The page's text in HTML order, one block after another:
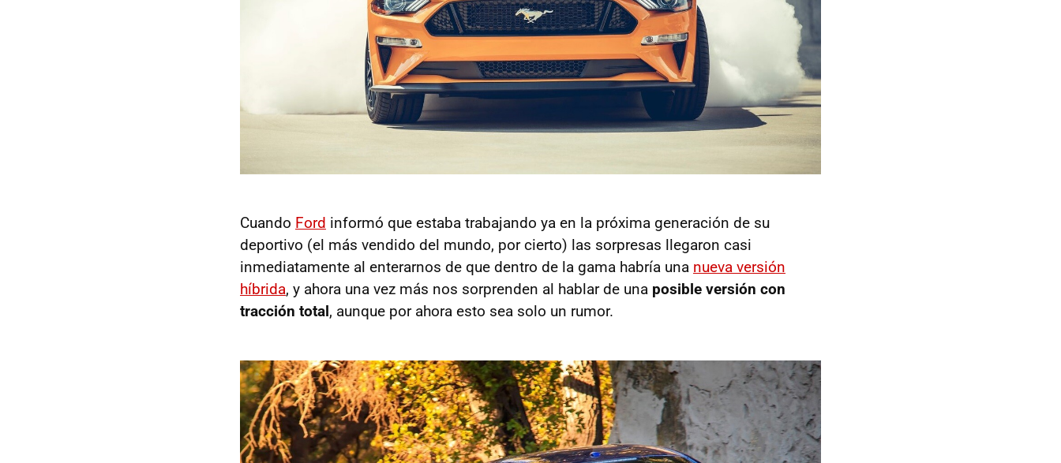
Cuando Ford informó que estaba trabajando ya en la próxima generación de su
deportivo (el más vendido del mundo, por cierto) las sorpresas llegaron casi
inmediatamente al enterarnos de que dentro de la gama habría una nueva versión
híbrida, y ahora una vez más nos sorprenden al hablar de una posible versión con
tracción total, aunque por ahora esto sea solo un rumor.